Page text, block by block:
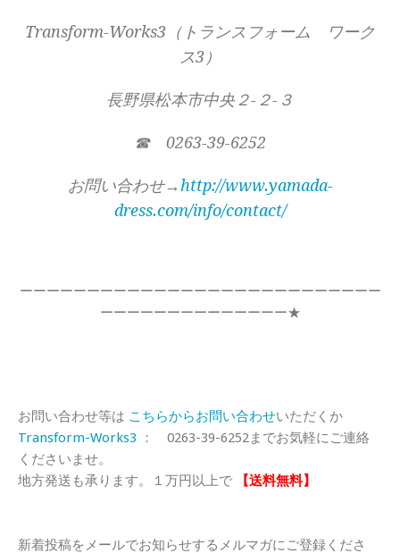
Transform-Works3（トランスフォーム ワーク
ス3）
長野県松本市中央２-２-３
☎ 0263-39-6252
お問い合わせ→http://www.yamada-
dress.com/info/contact/
ーーーーーーーーーーーーーーーーーーーーーーーーーーー
ーーーーーーーーーーーーーー★
お問い合わせ等は こちらからお問い合わせいただくか
Transform-Works3 ： 0263-39-6252までお気軽にご連絡
くださいませ。
地方発送も承ります。１万円以上で
【送料無料】
新着投稿をメールでお知らせするメルマガにご登録くださ